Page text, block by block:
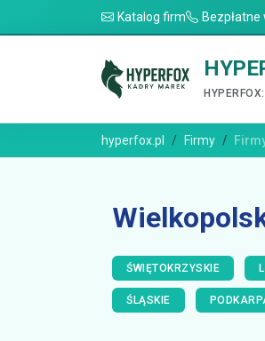
Katalog firm Bezpłatne
hyperfox.pl Firmy
ŚWIĘTOKRZYSKIE
ŚLĄSKIE